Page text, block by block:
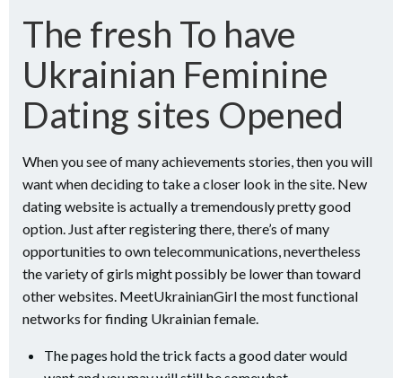
The fresh To have
Ukrainian Feminine
Dating sites Opened
When you see of many achievements stories, then you will
want when deciding to take a closer look in the site. New
dating website is actually a tremendously pretty good
option. Just after registering there, there’s of many
opportunities to own telecommunications, nevertheless
the variety of girls might possibly be lower than toward
other websites. MeetUkrainianGirl the most functional
networks for finding Ukrainian female.
The pages hold the trick facts a good dater would